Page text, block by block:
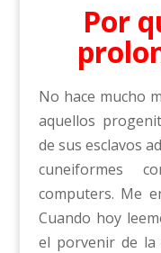
Por
No hace mucho
aquellos
de sus esclavos
cuneiformes
computers. Me
Cuando hoy
el porvenir de la